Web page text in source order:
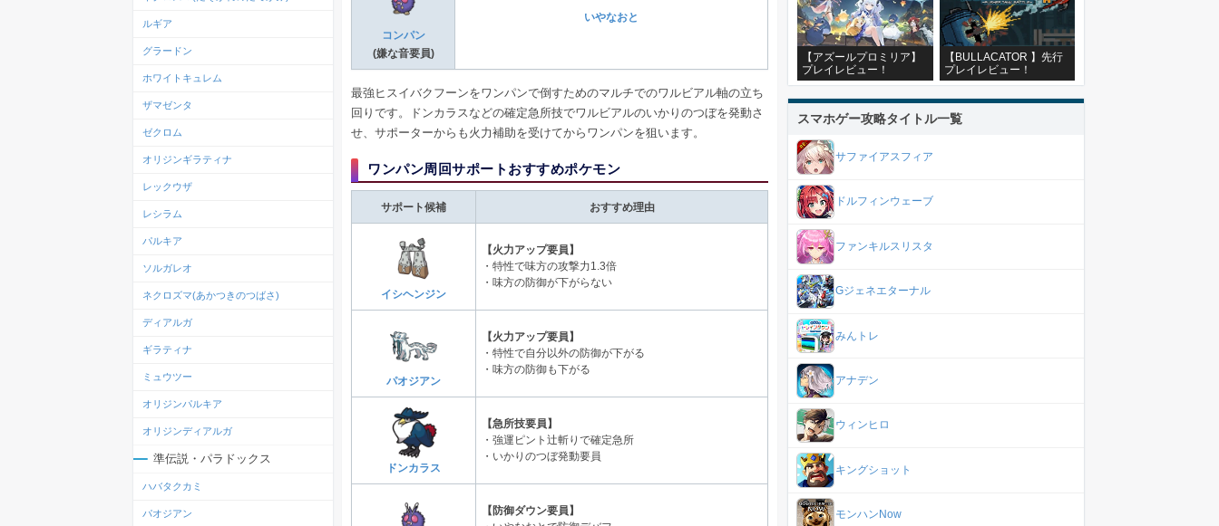
コンパン
(嫌な音要員)
いやなおと
最強ヒスイバクフーンをワンパンで倒すためのマルチでのワルビアル軸の立ち
回りです。ドンカラスなどの確定急所技でワルビアルのいかりのつぼを発動さ
せ、サポーターからも火力補助を受けてからワンパンを狙います。
ワンパン周回サポートおすすめポケモン
サポート候補 おすすめ理由
イシヘンジン
【火力アップ要員】
・特性で味方の攻撃力1.3倍
・味方の防御が下がらない
パオジアン
【火力アップ要員】
・特性で自分以外の防御が下がる
・味方の防御も下がる
ドンカラス
【急所技要員】
・強運ピント辻斬りで確定急所
・いかりのつぼ発動要員
【防御ダウン要員】
ルギア
グラードン
ホワイトキュレム
ザマゼンタ
ゼクロム
オリジンギラティナ
レックウザ
レシラム
パルキア
ソルガレオ
ネクロズマ(あかつきのつばさ)
ディアルガ
ギラティナ
ミュウツー
オリジンパルキア
オリジンディアルガ
準伝説・パラドックス
ハバタクカミ
パオジアン
【アズールプロミリア】
プレイレビュー！
【BULLACATOR 】先行
プレイレビュー！
スマホゲー攻略タイトル一覧
サファイアスフィア
ドルフィンウェーブ
ファンキルスリスタ
Gジェネエターナル
みんトレ
アナデン
ウィンヒロ
キングショット
モンハンNow